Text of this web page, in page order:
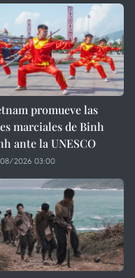
promueve las
marciales de Binh
ante la UNESCO
2026 03:00